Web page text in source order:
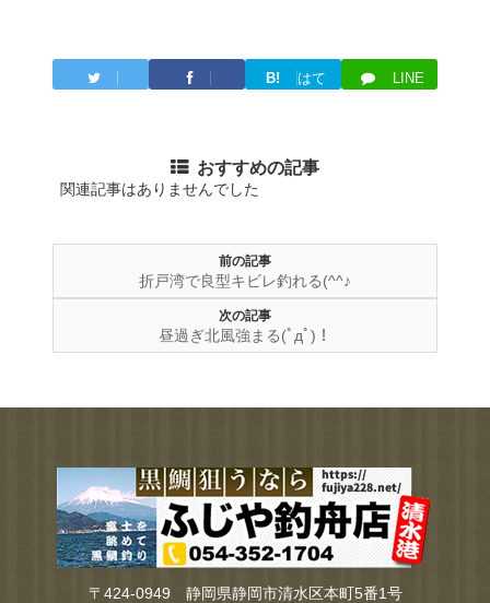
B!
はて
LINE
おすすめの記事
関連記事はありませんでした
前の記事
折戸湾で良型キビレ釣れる(^^♪
次の記事
昼過ぎ北風強まる(ﾟдﾟ)！
〒424-0949 静岡県静岡市清水区本町5番1号